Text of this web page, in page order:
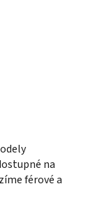
na
férové a